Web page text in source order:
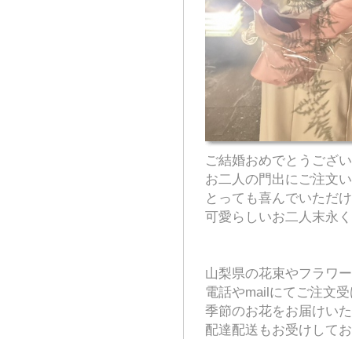
ご結婚おめでとうござ
お二人の門出にご注文
とっても喜んでいただ
可愛らしいお二人末永
山梨県の花束やフラワ
電話やmailにてご注文
季節のお花をお届けい
配達配送もお受けして